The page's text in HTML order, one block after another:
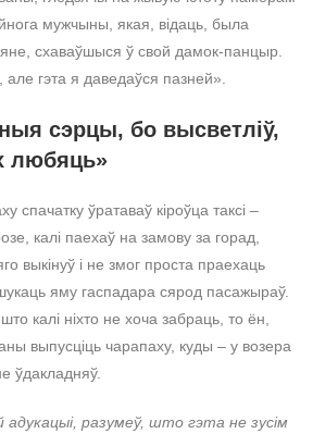
мужчыны, якая, відаць, была
схаваўшыся ў свой дамок-панцыр.
гэта я даведаўся пазней».
сэрцы, бо высветліў,
любяць»
спачатку ўратаваў кіроўца таксі –
калі паехаў на замову за горад,
выкінуў і не змог проста праехаць
яму гаспадара сярод пасажыраў.
калі ніхто не хоча забраць, то ён,
выпусціць чарапаху, куды – у возера
ўдакладняў.
адукацыі, разумеў, што гэта не зусім